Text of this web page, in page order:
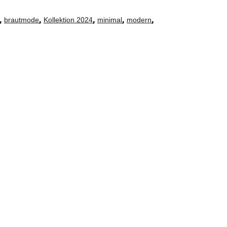
, brautmode, Kollektion 2024, minimal, modern,